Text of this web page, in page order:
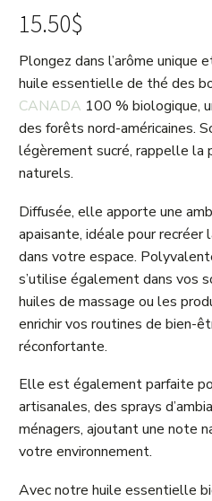
15.50$
Plongez dans l’arôme unique
huile essentielle de thé des
CANADA 100 % biologique,
des forêts nord-américaines.
légèrement sucré, rappelle la
naturels.
Diffusée, elle apporte une
apaisante, idéale pour
dans votre espace.
s’utilise également dans vos
huiles de massage ou les
enrichir vos routines de bien-
réconfortante.
Elle est également parfaite
artisanales, des sprays
ménagers, ajoutant une note
votre environnement.
Avec notre huile essentielle